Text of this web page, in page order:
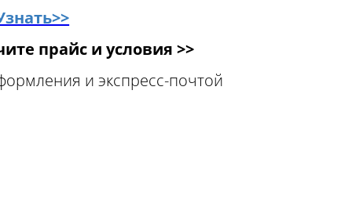
прайс и условия >>
и экспресс-почтой